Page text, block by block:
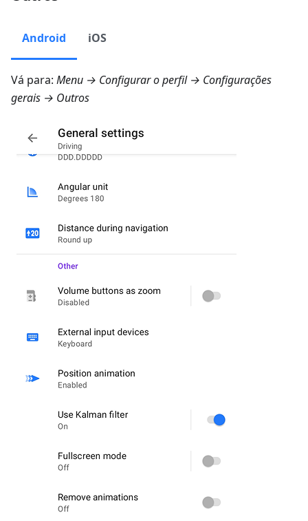
Android iOS
Vá para: Menu → Configurar o perfil → Configurações
gerais → Outros